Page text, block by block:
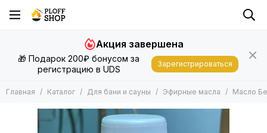
Для бани и сауны
Запарки
Эфирные масла
Подушки, Матрасы, Валики
Другие Аксессуары
🎁 Подарок 200₽ бонусом за
регистрацию в UDS
Акция завершена
Зарегистрироваться
Главная Каталог Для бани и сауны Эфирные масла Масло